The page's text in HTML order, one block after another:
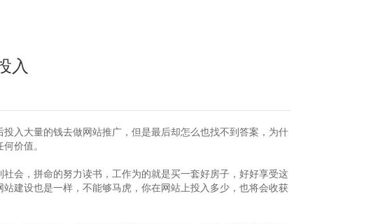
入
入大量的钱去做网站推广，但是最后却怎么也找不到答案，为什
价值。
会，拼命的努力读书，工作为的就是买一套好房子，好好享受这
建设也是一样，不能够马虎，你在网站上投入多少，也将会收获